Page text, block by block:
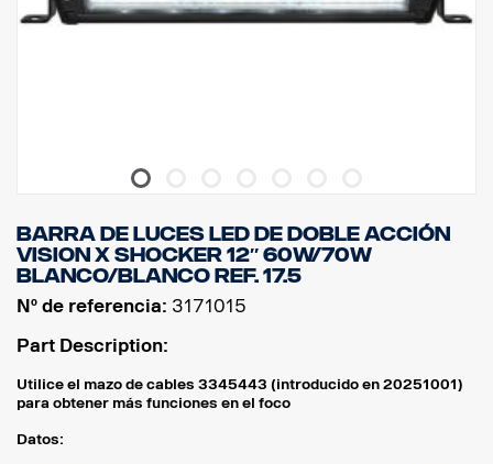
BARRA DE LUCES LED DE DOBLE ACCIÓN
VISION X SHOCKER 12″ 60W/70W
BLANCO/BLANCO Ref. 17.5
Nº de referencia: 3171015
Part Description:
Utilice el mazo de cables 3345443 (introducido en 20251001)
para obtener más funciones en el foco
Datos: